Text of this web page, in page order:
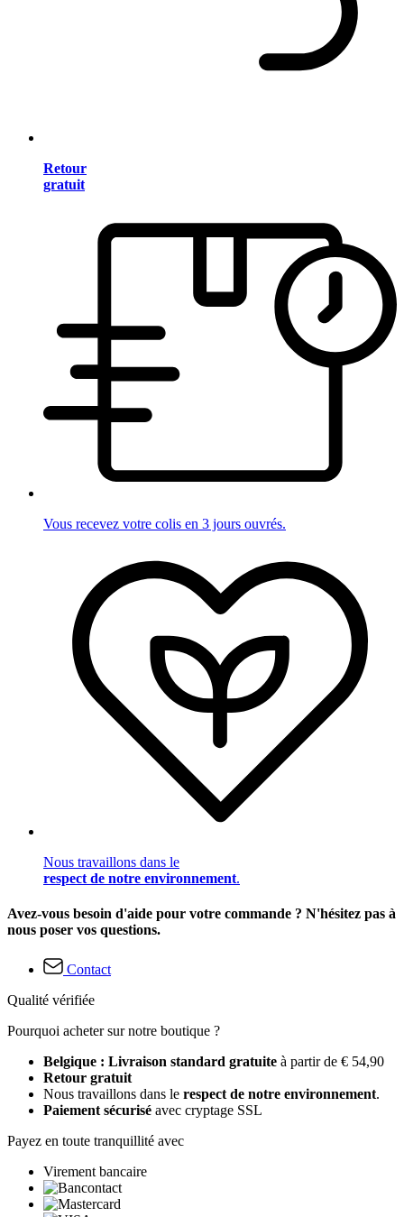
Retour
gratuit
Vous recevez votre colis en 3 jours ouvrés.
Nous travaillons dans le
respect de notre environnement.
Avez-vous besoin d'aide pour votre commande ? N'hésitez pas à
nous poser vos questions.
Contact
Qualité vérifiée
Pourquoi acheter sur notre boutique ?
Belgique : Livraison standard gratuite à partir de € 54,90
Retour gratuit
Nous travaillons dans le respect de notre environnement.
Paiement sécurisé avec cryptage SSL
Payez en toute tranquillité avec
Virement bancaire